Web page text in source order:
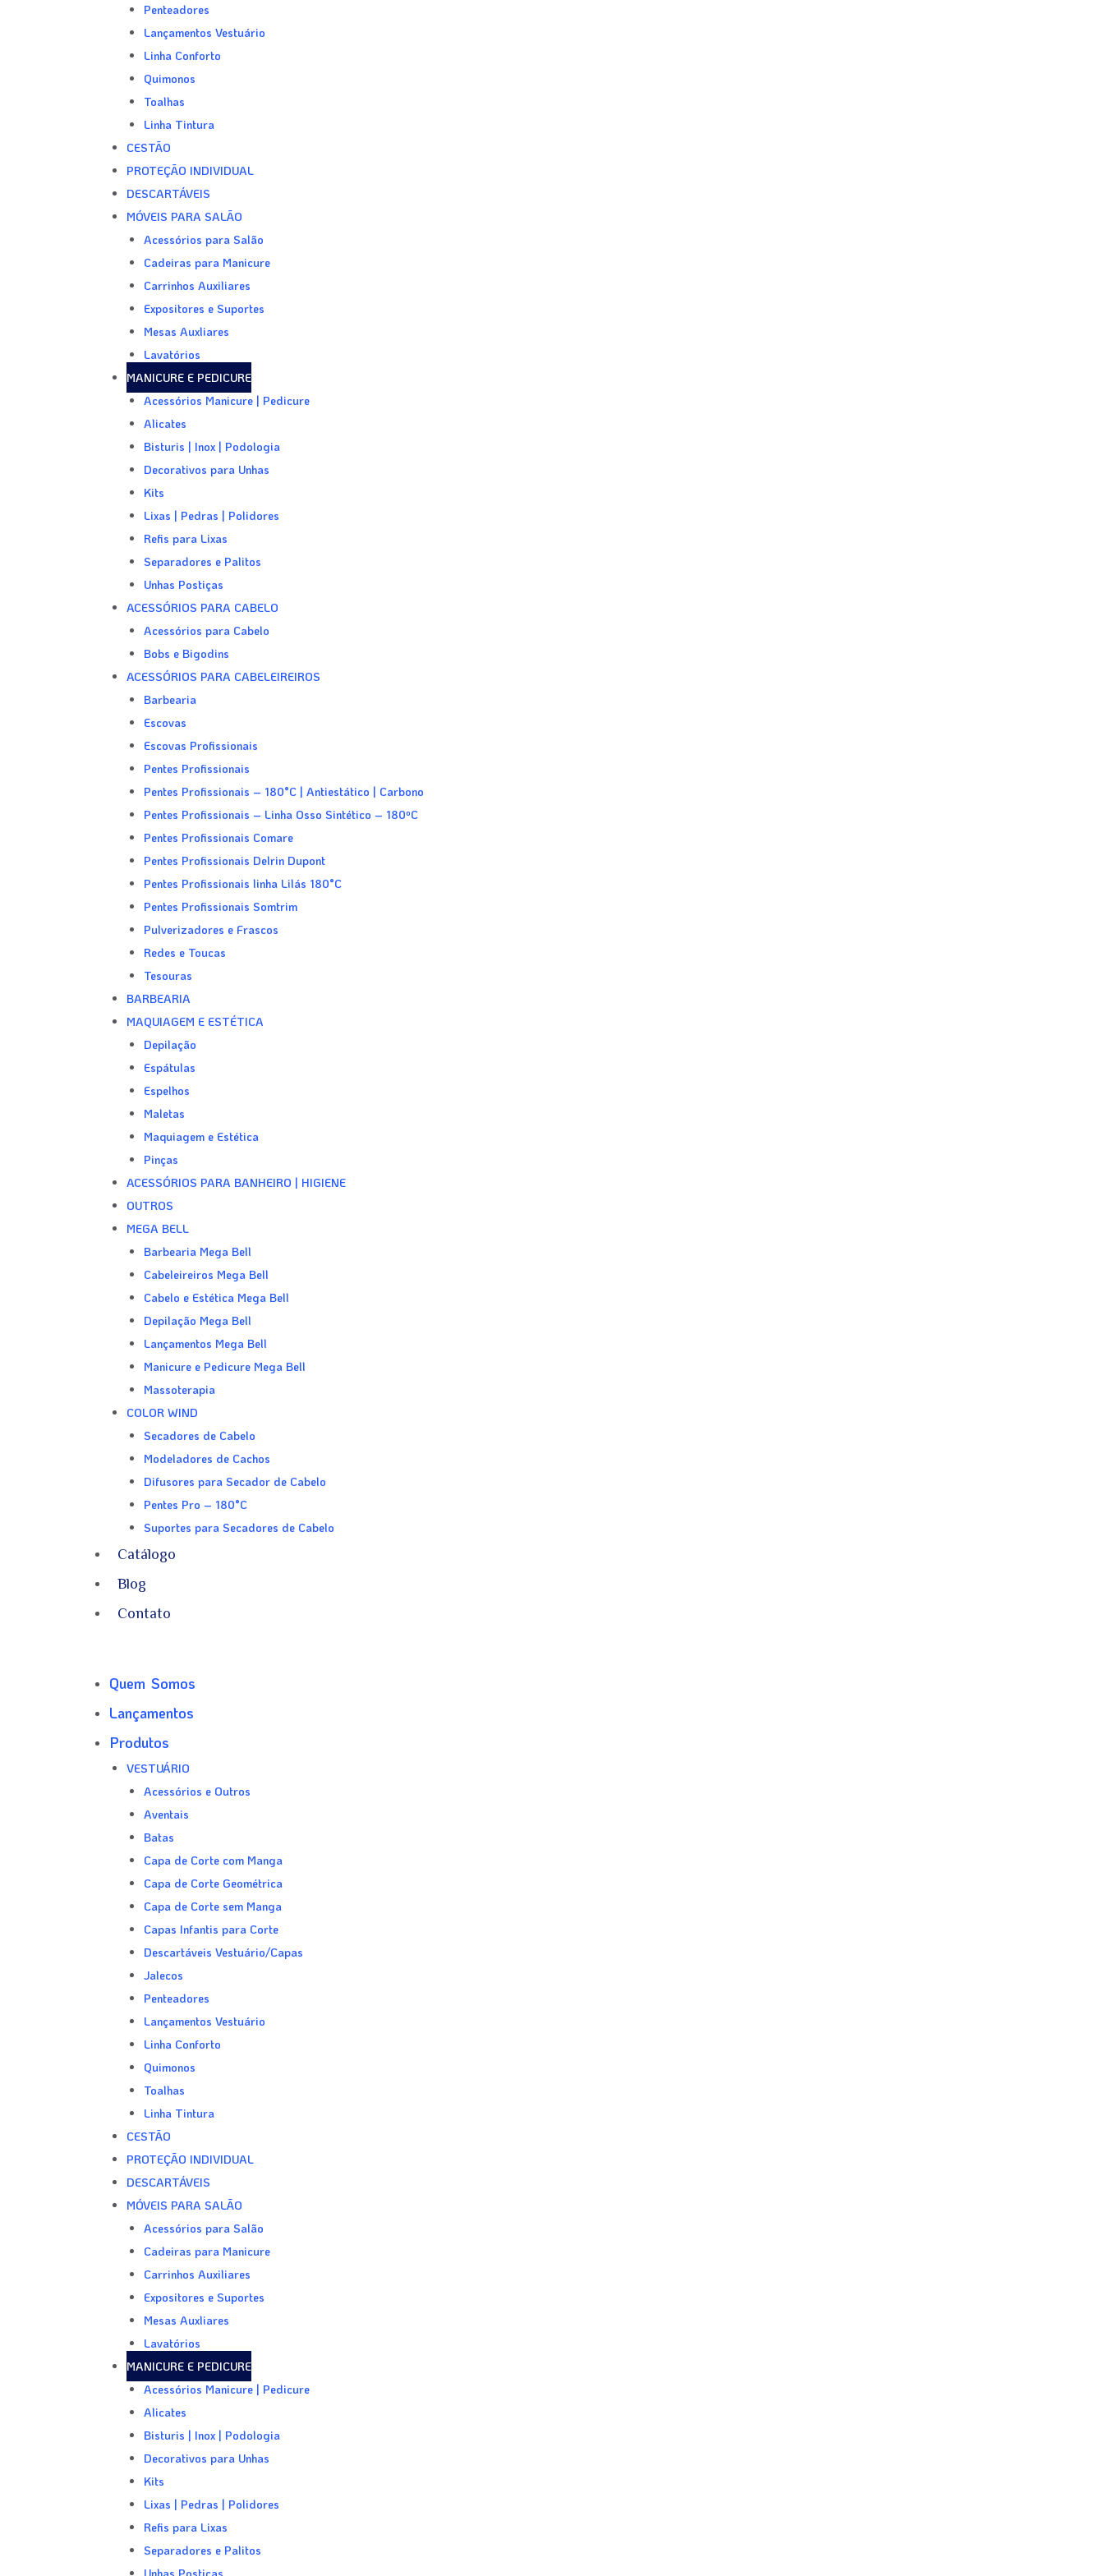
Penteadores
Lançamentos Vestuário
Linha Conforto
Quimonos
Toalhas
Linha Tintura
CESTÃO
PROTEÇÃO INDIVIDUAL
DESCARTÁVEIS
MÓVEIS PARA SALÃO
Acessórios para Salão
Cadeiras para Manicure
Carrinhos Auxiliares
Expositores e Suportes
Mesas Auxliares
Lavatórios
MANICURE E PEDICURE
Acessórios Manicure | Pedicure
Alicates
Bisturis | Inox | Podologia
Decorativos para Unhas
Kits
Lixas | Pedras | Polidores
Refis para Lixas
Separadores e Palitos
Unhas Postiças
ACESSÓRIOS PARA CABELO
Acessórios para Cabelo
Bobs e Bigodins
ACESSÓRIOS PARA CABELEIREIROS
Barbearia
Escovas
Escovas Profissionais
Pentes Profissionais
Pentes Profissionais – 180°C | Antiestático | Carbono
Pentes Profissionais – Linha Osso Sintético – 180ºC
Pentes Profissionais Comare
Pentes Profissionais Delrin Dupont
Pentes Profissionais linha Lilás 180°C
Pentes Profissionais Somtrim
Pulverizadores e Frascos
Redes e Toucas
Tesouras
BARBEARIA
MAQUIAGEM E ESTÉTICA
Depilação
Espátulas
Espelhos
Maletas
Maquiagem e Estética
Pinças
ACESSÓRIOS PARA BANHEIRO | HIGIENE
OUTROS
MEGA BELL
Barbearia Mega Bell
Cabeleireiros Mega Bell
Cabelo e Estética Mega Bell
Depilação Mega Bell
Lançamentos Mega Bell
Manicure e Pedicure Mega Bell
Massoterapia
COLOR WIND
Secadores de Cabelo
Modeladores de Cachos
Difusores para Secador de Cabelo
Pentes Pro – 180°C
Suportes para Secadores de Cabelo
Catálogo
Blog
Contato
Quem Somos
Lançamentos
Produtos
VESTUÁRIO
Acessórios e Outros
Aventais
Batas
Capa de Corte com Manga
Capa de Corte Geométrica
Capa de Corte sem Manga
Capas Infantis para Corte
Descartáveis Vestuário/Capas
Jalecos
Penteadores
Lançamentos Vestuário
Linha Conforto
Quimonos
Toalhas
Linha Tintura
CESTÃO
PROTEÇÃO INDIVIDUAL
DESCARTÁVEIS
MÓVEIS PARA SALÃO
Acessórios para Salão
Cadeiras para Manicure
Carrinhos Auxiliares
Expositores e Suportes
Mesas Auxliares
Lavatórios
MANICURE E PEDICURE
Acessórios Manicure | Pedicure
Alicates
Bisturis | Inox | Podologia
Decorativos para Unhas
Kits
Lixas | Pedras | Polidores
Refis para Lixas
Separadores e Palitos